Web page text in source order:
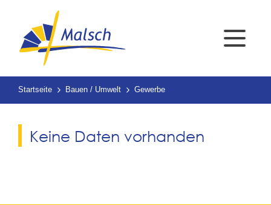
Startseite Bauen / Umwelt Gewerbe
Keine Daten vorhanden